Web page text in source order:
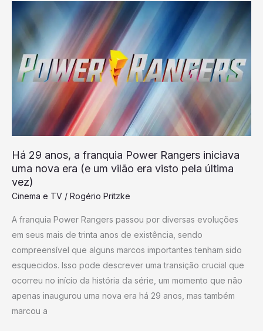
Há 29 anos, a franquia Power Rangers iniciava
uma nova era (e um vilão era visto pela última
vez)
Cinema e TV / Rogério Pritzke
A franquia Power Rangers passou por diversas evoluções
em seus mais de trinta anos de existência, sendo
compreensível que alguns marcos importantes tenham sido
esquecidos. Isso pode descrever uma transição crucial que
ocorreu no início da história da série, um momento que não
apenas inaugurou uma nova era há 29 anos, mas também
marcou a
anos,
franquia
Power
Rangers
iniciava
era
(e
um
era
visto
pela
última
vez)